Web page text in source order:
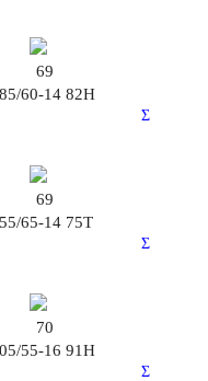
69
60-14 82H
Σ
69
65-14 75T
Σ
70
55-16 91H
Σ